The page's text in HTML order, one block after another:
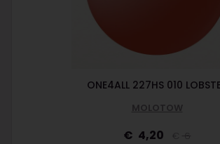
ONE4ALL 227HS 010
MOLOTOW
4,20 6